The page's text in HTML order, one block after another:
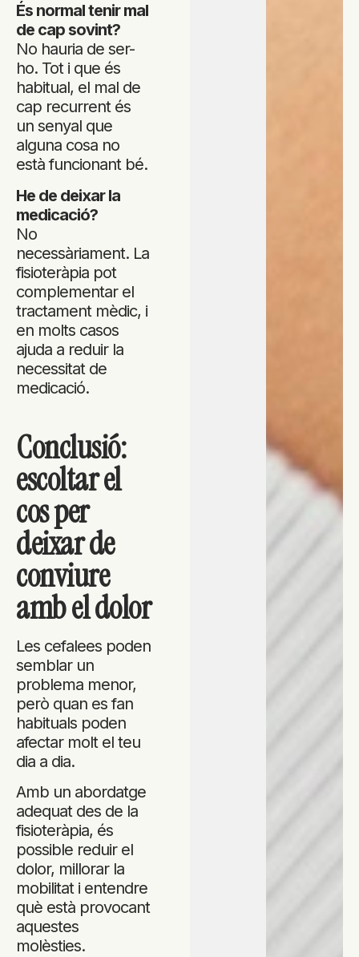
És normal tenir mal
de cap sovint?
No hauria de ser-
ho. Tot i que és
habitual, el mal de
cap recurrent és
un senyal que
alguna cosa no
està funcionant bé.
He de deixar la
medicació?
No
necessàriament. La
fisioteràpia pot
complementar el
tractament mèdic, i
en molts casos
ajuda a reduir la
necessitat de
medicació.
Conclusió:
escoltar el
cos per
deixar de
conviure
amb el dolor
Les cefalees poden
semblar un
problema menor,
però quan es fan
habituals poden
afectar molt el teu
dia a dia.
Amb un abordatge
adequat des de la
fisioteràpia, és
possible reduir el
dolor, millorar la
mobilitat i entendre
què està provocant
aquestes
molèsties.